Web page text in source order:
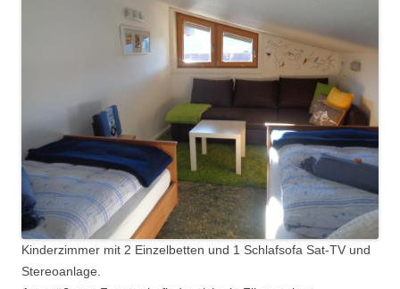
Kinderzimmer mit 2 Einzelbetten und 1 Schlafsofa Sat-TV und
Stereoanlage.